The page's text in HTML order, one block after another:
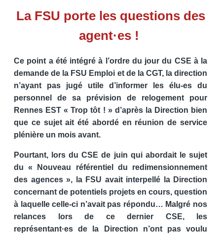
La FSU porte les questions des
agent·es !
Ce point a été intégré à l’ordre du jour du CSE à la
demande de la FSU Emploi et de la CGT, la direction
n’ayant pas jugé utile d’informer les élu-es du
personnel de sa prévision de relogement pour
Rennes EST « Trop tôt ! » d’après la Direction bien
que ce sujet ait été abordé en réunion de service
plénière un mois avant.
Pourtant, lors du CSE de juin qui abordait le sujet
du « Nouveau référentiel du redimensionnement
des agences », la FSU avait interpellé la Direction
concernant de potentiels projets en cours, question
à laquelle celle-ci n’avait pas répondu… Malgré nos
relances lors de ce dernier CSE, les
représentant·es de la Direction n’ont pas voulu